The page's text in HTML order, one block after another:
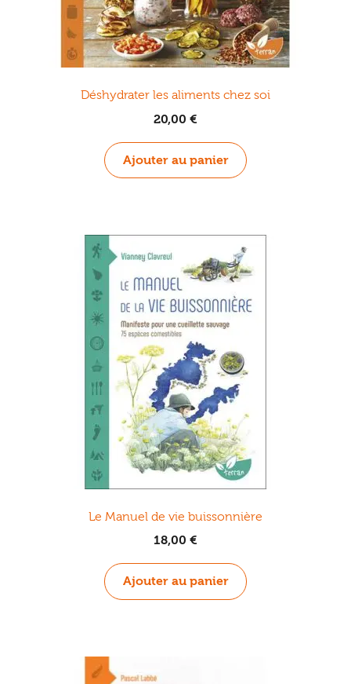
Déshydrater les aliments chez soi
20,00 €
Ajouter au panier
Le Manuel de vie buissonnière
18,00 €
Ajouter au panier